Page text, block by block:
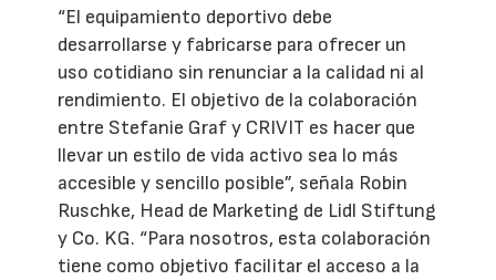
“El equipamiento deportivo debe
desarrollarse y fabricarse para ofrecer un
uso cotidiano sin renunciar a la calidad ni al
rendimiento. El objetivo de la colaboración
entre Stefanie Graf y CRIVIT es hacer que
llevar un estilo de vida activo sea lo más
accesible y sencillo posible”, señala Robin
Ruschke, Head de Marketing de Lidl Stiftung
y Co. KG. “Para nosotros, esta colaboración
tiene como objetivo facilitar el acceso a la